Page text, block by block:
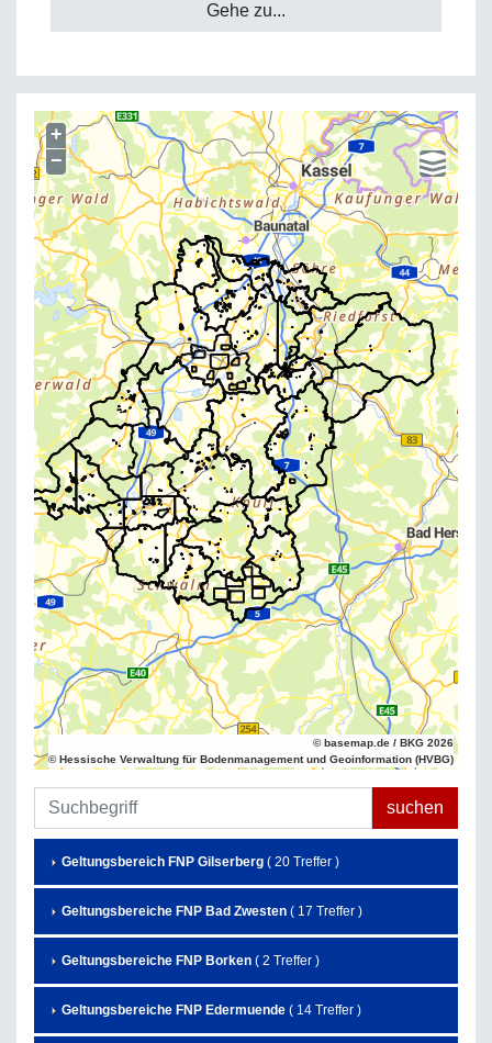
Gehe zu...
+
−
© basemap.de / BKG 2026
© Hessische Verwaltung für Bodenmanagement und Geoinformation (HVBG)
Geltungsbereich FNP Gilserberg ( 20 Treffer )
Geltungsbereiche FNP Bad Zwesten ( 17 Treffer )
Geltungsbereiche FNP Borken ( 2 Treffer )
Geltungsbereiche FNP Edermuende ( 14 Treffer )